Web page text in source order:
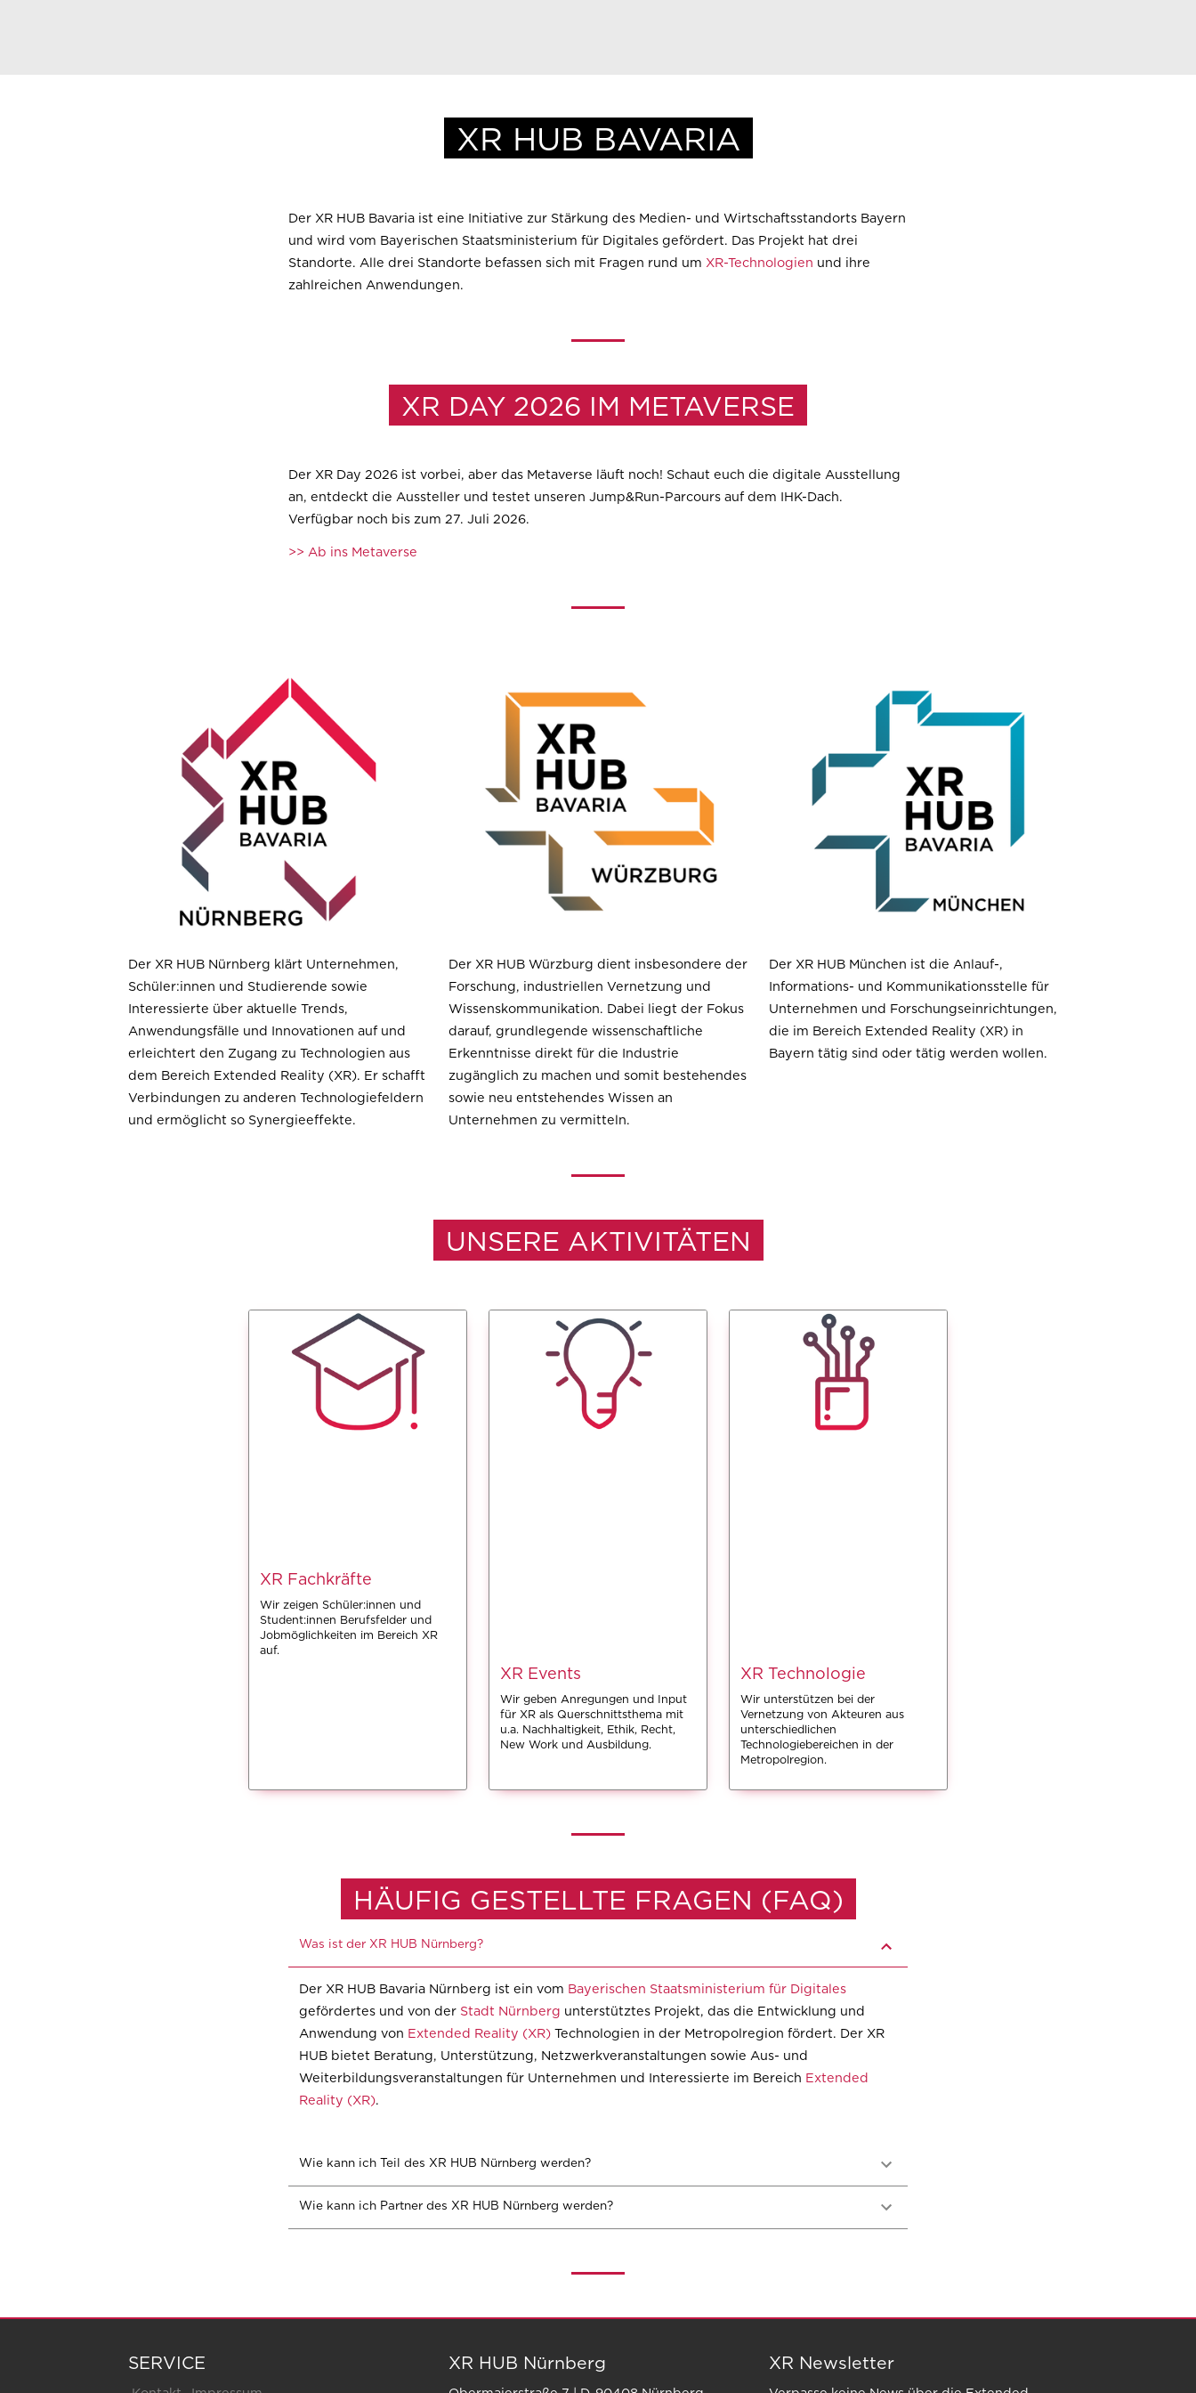
XR HUB BAVARIA
Der XR HUB Bavaria ist eine Initiative zur Stärkung des Medien- und Wirtschaftsstandorts Bayern
und wird vom Bayerischen Staatsministerium für Digitales gefördert. Das Projekt hat drei
Standorte. Alle drei Standorte befassen sich mit Fragen rund um XR-Technologien und ihre
zahlreichen Anwendungen.
XR DAY 2026 IM METAVERSE
Der XR Day 2026 ist vorbei, aber das Metaverse läuft noch! Schaut euch die digitale Ausstellung
an, entdeckt die Aussteller und testet unseren Jump&Run-Parcours auf dem IHK-Dach.
Verfügbar noch bis zum 27. Juli 2026.
>> Ab ins Metaverse
Der XR HUB Nürnberg klärt Unternehmen,
Schüler:innen und Studierende sowie
Interessierte über aktuelle Trends,
Anwendungsfälle und Innovationen auf und
erleichtert den Zugang zu Technologien aus
dem Bereich Extended Reality (XR). Er schafft
Verbindungen zu anderen Technologiefeldern
und ermöglicht so Synergieeffekte.
Der XR HUB Würzburg dient insbesondere der
Forschung, industriellen Vernetzung und
Wissenskommunikation. Dabei liegt der Fokus
darauf, grundlegende wissenschaftliche
Erkenntnisse direkt für die Industrie
zugänglich zu machen und somit bestehendes
sowie neu entstehendes Wissen an
Unternehmen zu vermitteln.
Der XR HUB München ist die Anlauf-,
Informations- und Kommunikationsstelle für
Unternehmen und Forschungseinrichtungen,
die im Bereich Extended Reality (XR) in
Bayern tätig sind oder tätig werden wollen.
UNSERE AKTIVITÄTEN
XR Fachkräfte
Wir zeigen Schüler:innen und
Student:innen Berufsfelder und
Jobmöglichkeiten im Bereich XR
auf.
XR Events
Wir geben Anregungen und Input
für XR als Querschnittsthema mit
u.a. Nachhaltigkeit, Ethik, Recht,
New Work und Ausbildung.
XR Technologie
Wir unterstützen bei der
Vernetzung von Akteuren aus
unterschiedlichen
Technologiebereichen in der
Metropolregion.
HÄUFIG GESTELLTE FRAGEN (FAQ)
Was ist der XR HUB Nürnberg?
Der XR HUB Bavaria Nürnberg ist ein vom Bayerischen Staatsministerium für Digitales
gefördertes und von der Stadt Nürnberg unterstütztes Projekt, das die Entwicklung und
Anwendung von Extended Reality (XR) Technologien in der Metropolregion fördert. Der XR
HUB bietet Beratung, Unterstützung, Netzwerkveranstaltungen sowie Aus- und
Weiterbildungsveranstaltungen für Unternehmen und Interessierte im Bereich Extended
Reality (XR).
Wie kann ich Teil des XR HUB Nürnberg werden?
Wie kann ich Partner des XR HUB Nürnberg werden?
SERVICE XR HUB Nürnberg XR Newsletter